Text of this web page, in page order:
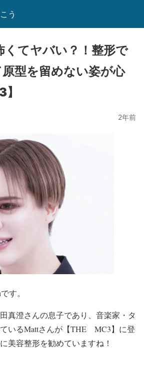
う
てヤバい？！整形で
型を留めない姿が心
2年前
す。
真澄さんの息子であり、音楽家・タ
いるMattさんが 【THE MC3】 に登
美容整形を勧めていますね！